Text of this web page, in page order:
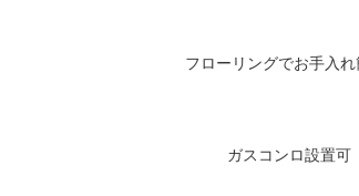
フローリングでお手入れ
ガスコンロ設置可